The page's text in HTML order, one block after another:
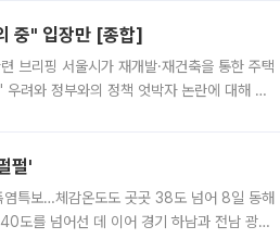
중" 입장만 [종합]
브리핑 서울시가 재개발·재건축을 통한 주택
려와 정부와의 정책 엇박자 논란에 대해 정
펄'
특보…체감온도도 곳곳 38도 넘어 8일 동해
도를 넘어선 데 이어 경기 하남과 전남 광양